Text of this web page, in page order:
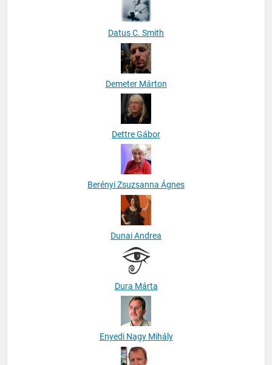
Datus C. Smith
Demeter Márton
Dettre Gábor
Berényi Zsuzsanna Ágnes
Dunai Andrea
Dura Márta
Enyedi Nagy Mihály